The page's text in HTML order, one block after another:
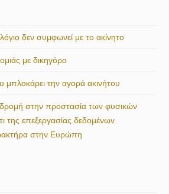
δεν συμφωνεί με το ακίνητο
με δικηγόρο
την αγορά ακινήτου
στην προστασία των φυσικών
της επεξεργασίας δεδομένων
στην Ευρώπη